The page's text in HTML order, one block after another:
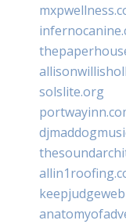
solslite.org